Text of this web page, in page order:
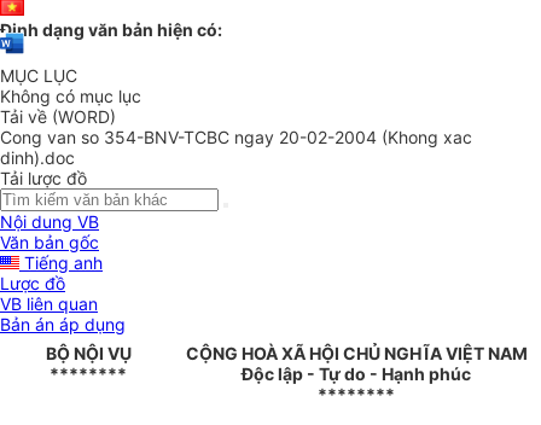
Định dạng văn bản hiện có:
MỤC LỤC
Không có mục lục
Tải về (WORD)
Cong van so 354-BNV-TCBC ngay 20-02-2004 (Khong xac
dinh).doc
Tải lược đồ
Nội dung VB
Văn bản gốc
Tiếng anh
Lược đồ
VB liên quan
Bản án áp dụng
BỘ NỘI VỤ
********
CỘNG HOÀ XÃ HỘI CHỦ NGHĨA VIỆT NAM
Độc lập - Tự do - Hạnh phúc
********